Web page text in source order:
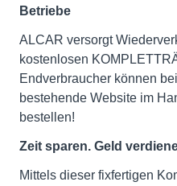
Betriebe
ALCAR versorgt
kostenlosen
Endverbraucher können
bestehende Website im
bestellen!
Zeit sparen. Geld
Mittels dieser fixfertigen